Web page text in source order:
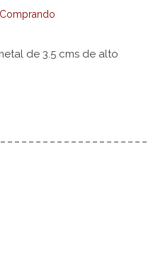
de 3.5 cms de alto